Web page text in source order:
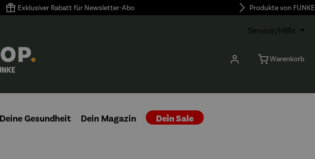
Exklusiver Rabatt für Newsletter-Abo Produkte von FUNKE
Service/Hilfe
Warenkorb
Deine Gesundheit Dein Magazin Dein Sale